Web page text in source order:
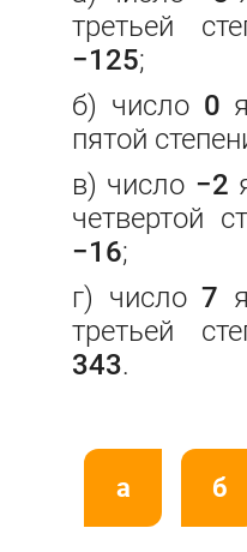
третьей
−125;
б) число 0
пятой
в) число −2
четвертой
−16;
г) число 7
третьей
343.
а б